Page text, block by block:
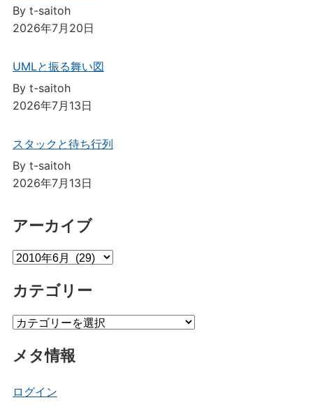
By t-saitoh
2026年7月20日
UMLと振る舞い図
By t-saitoh
2026年7月13日
スタックと待ち行列
By t-saitoh
2026年7月13日
アーカイブ
ア
カ
ブ
カテゴリー
カ
ゴ
ー
メタ情報
ログイン